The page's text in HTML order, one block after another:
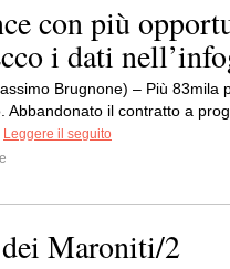
con più
i dati
Brugnone) – Più 83mila
Abbandonato il contratto a
Leggere il seguito
Maroniti/2